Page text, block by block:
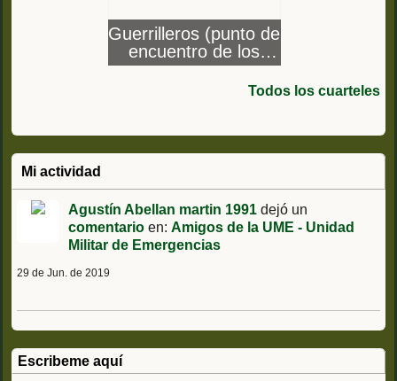
Guerrilleros (punto de
encuentro de los
COEs)
Todos los cuarteles
Mi actividad
Agustín Abellan martin 1991 dejó un
comentario en: Amigos de la UME - Unidad
Militar de Emergencias
29 de Jun. de 2019
Escribeme aquí